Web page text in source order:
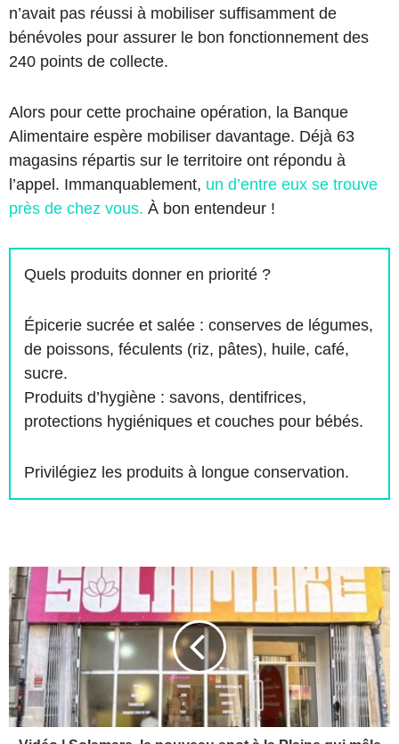
n’avait pas réussi à mobiliser suffisamment de
bénévoles pour assurer le bon fonctionnement des
240 points de collecte.
Alors pour cette prochaine opération, la Banque
Alimentaire espère mobiliser davantage. Déjà 63
magasins répartis sur le territoire ont répondu à
l’appel. Immanquablement, un d’entre eux se trouve
près de chez vous. À bon entendeur !
Quels produits donner en priorité ?
Épicerie sucrée et salée : conserves de légumes,
de poissons, féculents (riz, pâtes), huile, café,
sucre.
Produits d’hygiène : savons, dentifrices,
protections hygiéniques et couches pour bébés.
Privilégiez les produits à longue conservation.
V
i
d
é
|
S
o
l